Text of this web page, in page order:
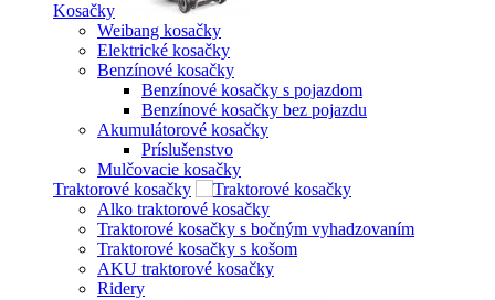
Kosačky
Weibang kosačky
Elektrické kosačky
Benzínové kosačky
Benzínové kosačky s pojazdom
Benzínové kosačky bez pojazdu
Akumulátorové kosačky
Príslušenstvo
Mulčovacie kosačky
Traktorové kosačky
Alko traktorové kosačky
Traktorové kosačky s bočným vyhadzovaním
Traktorové kosačky s košom
AKU traktorové kosačky
Ridery